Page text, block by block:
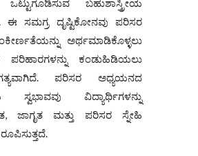
ಒಟ್ಟುಗೂಡಿಸುವ ಬಹುಶಾಸ್ತ್ರೀಯ
ಸಮಗ್ರ ದೃಷ್ಟಿಕೋನವು ಪರಿಸರ
ಅರ್ಥಮಾಡಿಕೊಳ್ಳಲು
ಪರಿಹಾರಗಳನ್ನು ಕಂಡುಹಿಡಿಯಲು
ಪರಿಸರ ಅಧ್ಯಯನದ
ಸ್ವಭಾವವು ವಿದ್ಯಾರ್ಥಿಗಳನ್ನು
ಜಾಗೃತ ಮತ್ತು ಪರಿಸರ ಸ್ನೇಹಿ